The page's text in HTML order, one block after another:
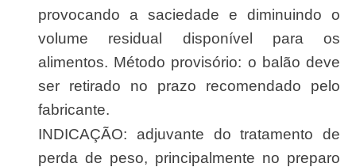
provocando a saciedade e diminuindo o
volume residual disponível para os
alimentos. Método provisório: o balão deve
ser retirado no prazo recomendado pelo
fabricante.
INDICAÇÃO: adjuvante do tratamento de
perda de peso, principalmente no preparo